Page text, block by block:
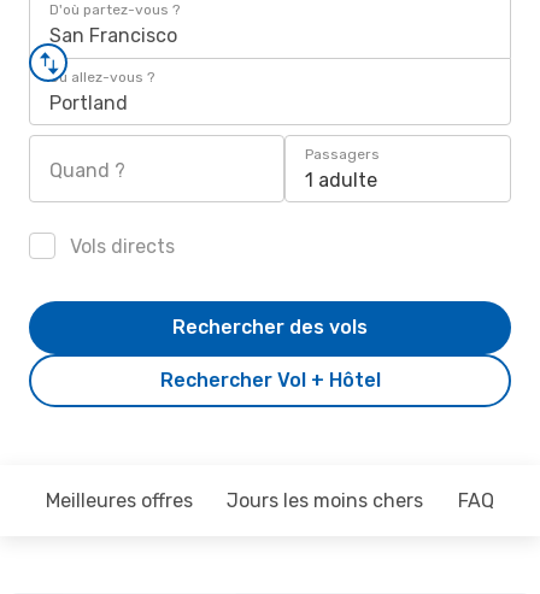
D'où partez-vous ?
San Francisco
Où allez-vous ?
Portland
Quand ?
Passagers
1 adulte
Vols directs
Rechercher Vol + Hôtel
Rechercher des vols
Meilleures offres Jours les moins chers FAQ